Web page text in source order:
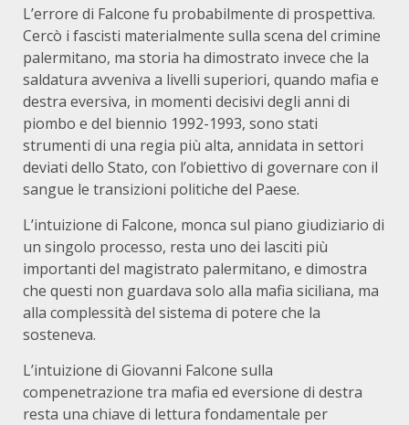
L’errore di Falcone fu probabilmente di prospettiva.
Cercò i fascisti materialmente sulla scena del crimine
palermitano, ma storia ha dimostrato invece che la
saldatura avveniva a livelli superiori, quando mafia e
destra eversiva, in momenti decisivi degli anni di
piombo e del biennio 1992-1993, sono stati
strumenti di una regia più alta, annidata in settori
deviati dello Stato, con l’obiettivo di governare con il
sangue le transizioni politiche del Paese.
L’intuizione di Falcone, monca sul piano giudiziario di
un singolo processo, resta uno dei lasciti più
importanti del magistrato palermitano, e dimostra
che questi non guardava solo alla mafia siciliana, ma
alla complessità del sistema di potere che la
sosteneva.
L’intuizione di Giovanni Falcone sulla
compenetrazione tra mafia ed eversione di destra
resta una chiave di lettura fondamentale per